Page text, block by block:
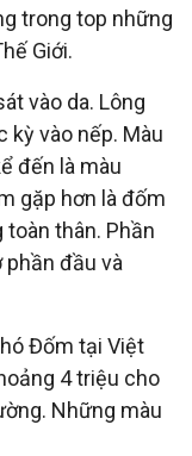
trong top những
Giới.
vào da. Lông
kỳ vào nếp. Màu
đến là màu
gặp hơn là đốm
thân. Phần
đầu và
Đốm tại Việt
4 triệu cho
Những màu